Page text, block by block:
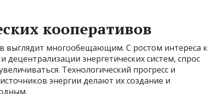
кооперативов
выглядит многообещающим. С ростом интереса к
энергетических систем, спрос
Технологический прогресс и
энергии делают их создание и